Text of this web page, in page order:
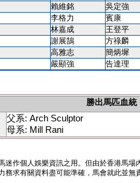
賴維銘 吳定強
李格力 賓康
林嘉成 王登平
謝展鵠 方祿麟
高雅志 簡炳墀
嚴顯強
告達理
勝出馬匹血統
父系: Arch Sculptor
母系: Mill Rani
迷作個人娛樂資訊之用。但由於香港馬
務求有關資料盡可能準確，馬會就此並